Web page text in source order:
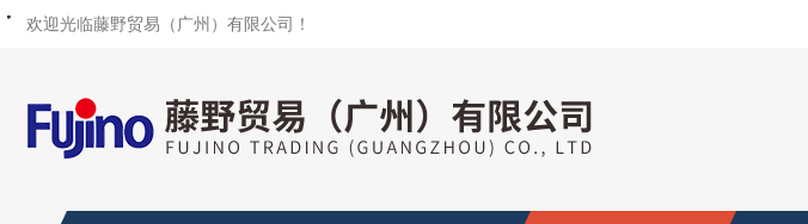
欢迎光临藤野贸易（广州）有限公司！
・・・・・・・・・・・・・・・